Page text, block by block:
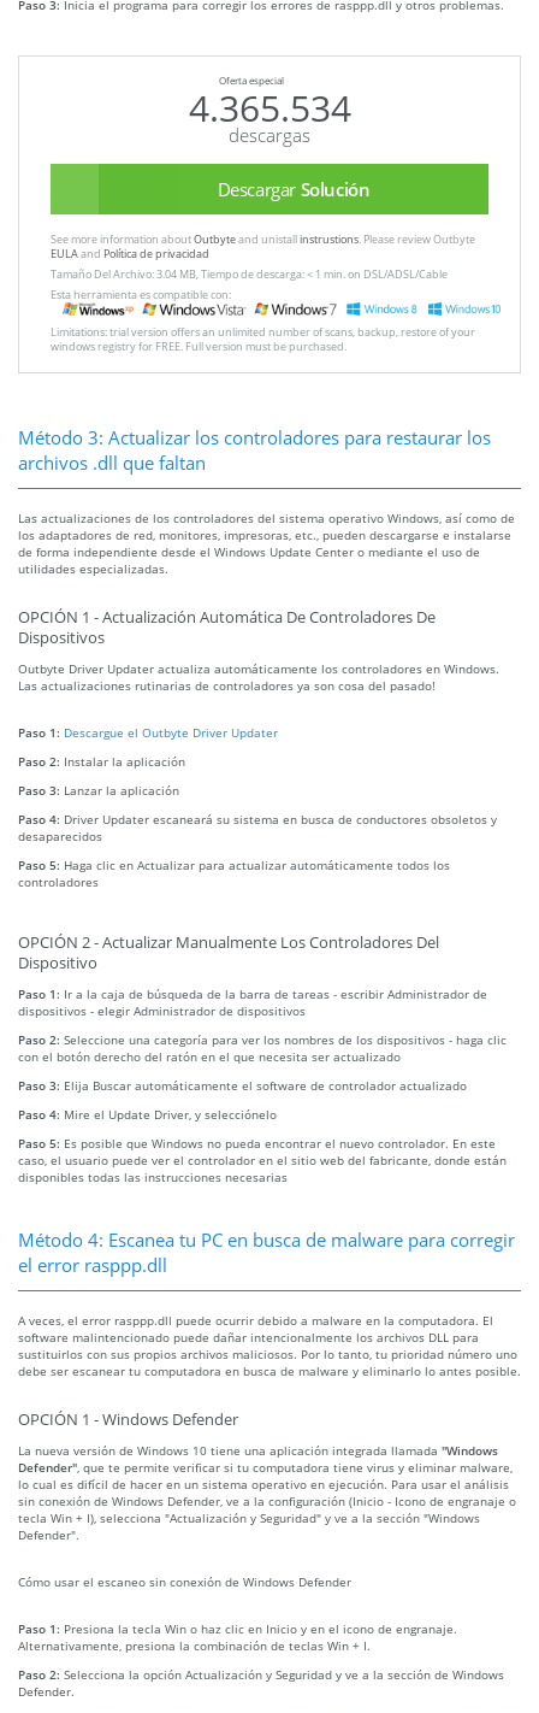
Paso 3: Inicia el programa para corregir los errores de rasppp.dll y otros problemas.
Oferta especial
4.365.534
descargas
Descargar Solución
See more information aboutOutbyteand unistallinstrustions. Please review Outbyte
EULAand Política de privacidad
Tamaño Del Archivo: 3.04 MB, Tiempo de descarga: < 1 min. on DSL/ADSL/Cable
Esta herramienta es compatible con:
Limitations: trial version offers an unlimited number of scans, backup, restore of your
windows registry for FREE. Full version must be purchased.
Método 3: Actualizar los controladores para restaurar los
archivos .dll que faltan
Las actualizaciones de los controladores del sistema operativo Windows, así como de
los adaptadores de red, monitores, impresoras, etc., pueden descargarse e instalarse
de forma independiente desde el Windows Update Center o mediante el uso de
utilidades especializadas.
OPCIÓN 1 - Actualización Automática De Controladores De
Dispositivos
Outbyte Driver Updater actualiza automáticamente los controladores en Windows.
Las actualizaciones rutinarias de controladores ya son cosa del pasado!
Paso 1: Descargue el Outbyte Driver Updater
Paso 2: Instalar la aplicación
Paso 3: Lanzar la aplicación
Paso 4: Driver Updater escaneará su sistema en busca de conductores obsoletos y
desaparecidos
Paso 5: Haga clic en Actualizar para actualizar automáticamente todos los
controladores
OPCIÓN 2 - Actualizar Manualmente Los Controladores Del
Dispositivo
Paso 1: Ir a la caja de búsqueda de la barra de tareas - escribir Administrador de
dispositivos - elegir Administrador de dispositivos
Paso 2: Seleccione una categoría para ver los nombres de los dispositivos - haga clic
con el botón derecho del ratón en el que necesita ser actualizado
Paso 3: Elija Buscar automáticamente el software de controlador actualizado
Paso 4: Mire el Update Driver, y selecciónelo
Paso 5: Es posible que Windows no pueda encontrar el nuevo controlador. En este
caso, el usuario puede ver el controlador en el sitio web del fabricante, donde están
disponibles todas las instrucciones necesarias
Método 4: Escanea tu PC en busca de malware para corregir
el error rasppp.dll
A veces, el error rasppp.dll puede ocurrir debido a malware en la computadora. El
software malintencionado puede dañar intencionalmente los archivos DLL para
sustituirlos con sus propios archivos maliciosos. Por lo tanto, tu prioridad número uno
debe ser escanear tu computadora en busca de malware y eliminarlo lo antes posible.
OPCIÓN 1 - Windows Defender
La nueva versión de Windows 10 tiene una aplicación integrada llamada "Windows
Defender" , que te permite verificar si tu computadora tiene virus y eliminar malware,
lo cual es difícil de hacer en un sistema operativo en ejecución. Para usar el análisis
sin conexión de Windows Defender, ve a la configuración (Inicio - Icono de engranaje o
tecla Win + I), selecciona "Actualización y Seguridad" y ve a la sección "Windows
Defender".
Cómo usar el escaneo sin conexión de Windows Defender
Paso 1: Presiona la tecla Win o haz clic en Inicio y en el icono de engranaje.
Alternativamente, presiona la combinación de teclas Win + I.
Paso 2: Selecciona la opción Actualización y Seguridad y ve a la sección de Windows
Defender.